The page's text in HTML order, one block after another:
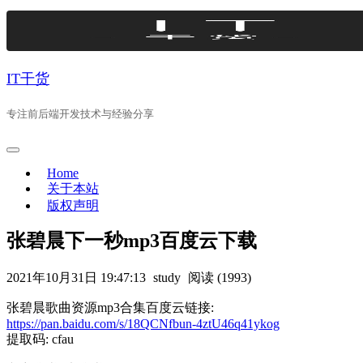
Skip
IT干货
专注前后端开发技术与经验分享
Home
关于本站
版权声明
张碧晨下一秒mp3百度云下载
2021年10月31日 19:47:13 study 阅读 (1993)
张碧晨歌曲资源mp3合集百度云链接:
https://pan.baidu.com/s/18QCNfbun-4ztU46q41ykog
提取码: cfau